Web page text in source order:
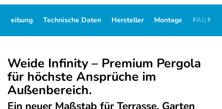
Technische Daten Hersteller Montage FAQ
Weide Infinity – Premium Pergola
für höchste Ansprüche im
Außenbereich.
Ein neuer Maßstab für Terrasse, Garten